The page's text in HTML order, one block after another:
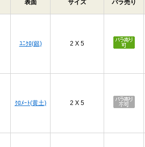
表面 サイズ バラ売り
ﾕﾆｸﾛ(銀) 2 X 5
ｸﾛﾒｰﾄ(黄土) 2 X 5